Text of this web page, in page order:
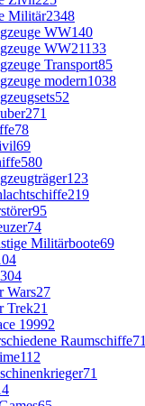
Militär2348
WW140
WW21133
Transport85
modern1038
52
271
78
69
580
123
219
95
74
Militärboote69
304
Wars27
Trek21
19992
Raumschiffe71
112
71